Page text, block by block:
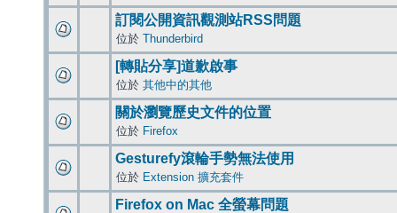
訂閱公開資訊觀測站RSS問題
位於 Thunderbird
[轉貼分享]道歉啟事
位於 其他中的其他
關於瀏覽歷史文件的位置
位於 Firefox
Gesturefy滾輪手勢無法使用
位於 Extension 擴充套件
Firefox on Mac 全螢幕問題